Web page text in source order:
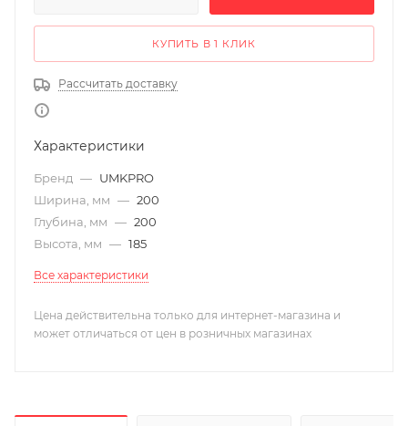
КУПИТЬ В 1 КЛИК
Рассчитать доставку
Характеристики
Бренд — UMKPRO
Ширина, мм — 200
Глубина, мм — 200
Высота, мм — 185
Все характеристики
Цена действительна только для интернет-магазина и
может отличаться от цен в розничных магазинах